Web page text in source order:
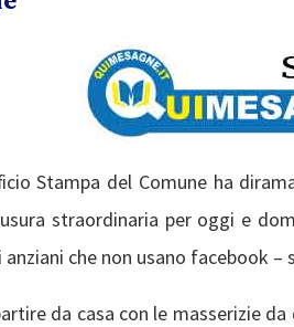
Stampa del Comune ha
straordinaria per oggi e
che non usano facebook –
da casa con le masserizie